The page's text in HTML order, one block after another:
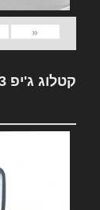
«
קטלוג ג'יפ 1983